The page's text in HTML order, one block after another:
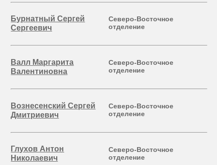
Бурнатный Сергей
Сергеевич
Северо-Восточное
отделение
Валл Маргарита
Валентиновна
Северо-Восточное
отделение
Вознесенский Сергей
Дмитриевич
Северо-Восточное
отделение
Глухов Антон
Николаевич
Северо-Восточное
отделение